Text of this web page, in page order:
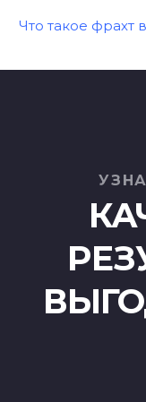
Что такое фрахт